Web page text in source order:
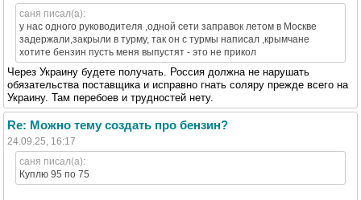
саня писал(а):
у нас одного руководителя ,одной сети заправок летом в Москве
задержали,закрыли в турму, так он с турмы написал ,крымчане
хотите бензин пусть меня выпустят - это не прикол
Через Украину будете получать. Россия должна не нарушать
обязательства поставщика и исправно гнать соляру прежде всего на
Украину. Там перебоев и трудностей нету.
Re: Можно тему создать про бензин?
24.09.25, 16:17
саня писал(а):
Куплю 95 по 75